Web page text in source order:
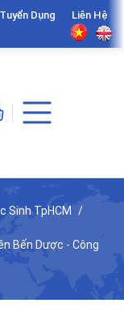
Tuyển Dụng Liên Hệ
Sinh TpHCM
Bến Dược - Công